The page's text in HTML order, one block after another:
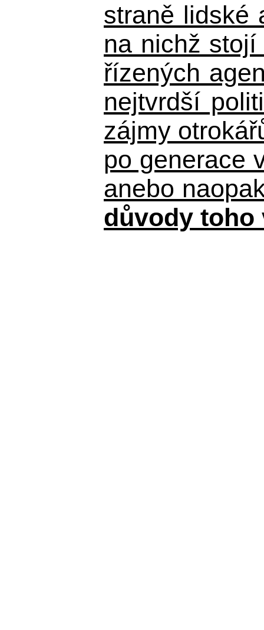
straně lidské
na nichž
řízených
nejtvrdší
zájmy
po generace
anebo
důvody toho